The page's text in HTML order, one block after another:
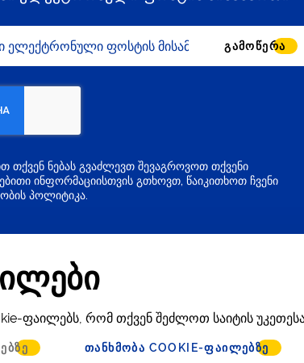
ᲒᲐᲛᲝᲬᲔᲠᲐ
თქვენ ნებას გვაძლევთ შევაგროვოთ თქვენი
ინფორმაციისთვის გთხოვთ, წაიკითხოთ ჩვენი
პოლიტიკა.
ფაილებს, რომ თქვენ შეძლოთ საიტის
ᲗᲐᲜᲮᲛᲝᲑᲐ COOKIE-ᲤᲐᲘᲚᲔᲑᲖᲔ